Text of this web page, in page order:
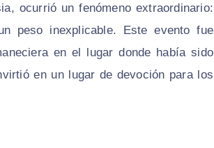
ocurrió un fenómeno extraordinario:
peso inexplicable. Este evento fue
en el lugar donde había sido
en un lugar de devoción para los